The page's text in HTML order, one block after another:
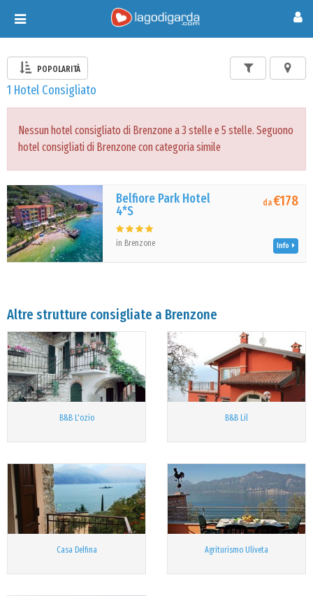
Toggle
navigation
POPOLARITÀ
1 Hotel Consigliato
Nessun hotel consigliato di Brenzone a 3 stelle e 5 stelle. Seguono
hotel consigliati di Brenzone con categoria simile
Belfiore Park Hotel
4*S
in Brenzone
da€178
Info
Altre strutture consigliate a Brenzone
B&B L'ozio B&B Lil
Casa Delfina Agriturismo Uliveta